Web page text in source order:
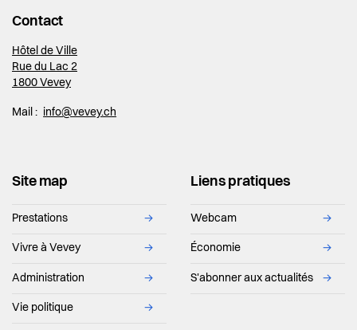
Contact
Hôtel de Ville
Rue du Lac 2
1800 Vevey
Mail : info@vevey.ch
Site map
Prestations →
Vivre à Vevey →
Administration →
Vie politique →
Liens pratiques
Webcam →
Économie →
S'abonner aux actualités →